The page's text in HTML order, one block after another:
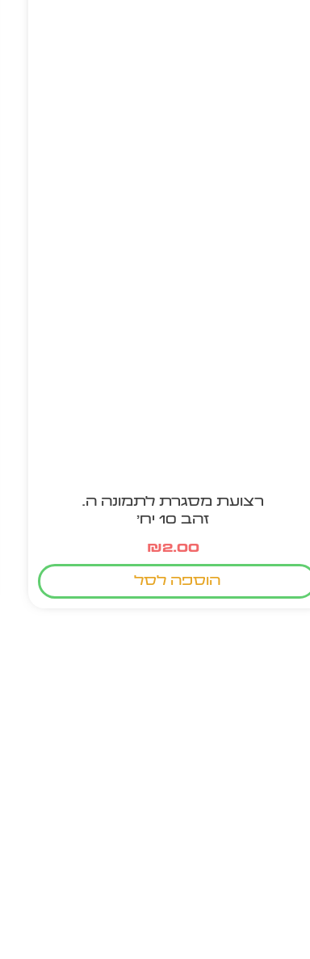
רצועת מסגרת לתמונה ה.
זהב 10 יח'
₪2.00
הוספה לסל